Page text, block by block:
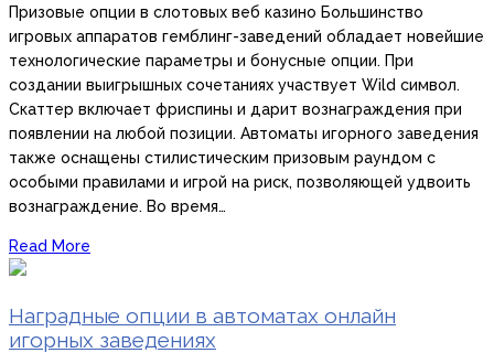
Призовые опции в слотовых веб казино Большинство
игровых аппаратов гемблинг-заведений обладает новейшие
технологические параметры и бонусные опции. При
создании выигрышных сочетаниях участвует Wild символ.
Скаттер включает фриспины и дарит вознаграждения при
появлении на любой позиции. Автоматы игорного заведения
также оснащены стилистическим призовым раундом с
особыми правилами и игрой на риск, позволяющей удвоить
вознаграждение. Во время…
Read More
Наградные опции в автоматах онлайн
игорных заведениях